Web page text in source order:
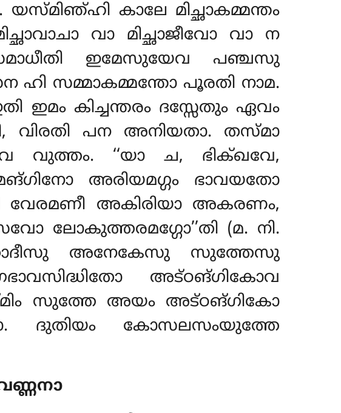
കാലേ മിച്ഛാകമ്മന്തം
വാ മിച്ഛാജീവോ വാ ന
ഇമേസുയേവ പഞ്ചസു
ഹി സമ്മാകമ്മന്തോ പൂരതി നാമ.
കിച്ചന്തരം ദസ്സേതും ഏവം
വിരതി പന അനിയതാ. തസ്മാ
വുത്തം. ‘‘യാ ച, ഭിക്ഖവേ,
അരിയമഗ്ഗം ഭാവയതോ
വേരമണീ അകിരിയാ അകരണം,
ലോകുത്തരമഗ്ഗോ’’തി (മ. നി.
അനേകേസു സുത്തേസു
അട്ഠങ്ഗികോവ
സുത്തേ അയം അട്ഠങ്ഗികോ
ദുതിയം കോസലസംയുത്തേ